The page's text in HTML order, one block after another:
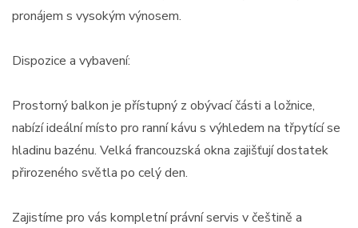
pronájem s vysokým výnosem.
Dispozice a vybavení:
Prostorný balkon je přístupný z obývací části a ložnice,
nabízí ideální místo pro ranní kávu s výhledem na třpytící se
hladinu bazénu. Velká francouzská okna zajišťují dostatek
přirozeného světla po celý den.
Zajistíme pro vás kompletní právní servis v češtině a